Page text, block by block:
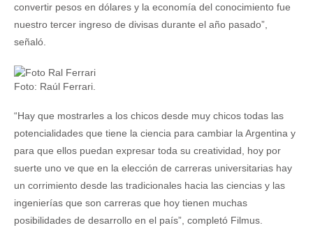
convertir pesos en dólares y la economía del conocimiento fue
nuestro tercer ingreso de divisas durante el año pasado”,
señaló.
Foto: Raúl Ferrari.
“Hay que mostrarles a los chicos desde muy chicos todas las
potencialidades que tiene la ciencia para cambiar la Argentina y
para que ellos puedan expresar toda su creatividad, hoy por
suerte uno ve que en la elección de carreras universitarias hay
un corrimiento desde las tradicionales hacia las ciencias y las
ingenierías que son carreras que hoy tienen muchas
posibilidades de desarrollo en el país”, completó Filmus.